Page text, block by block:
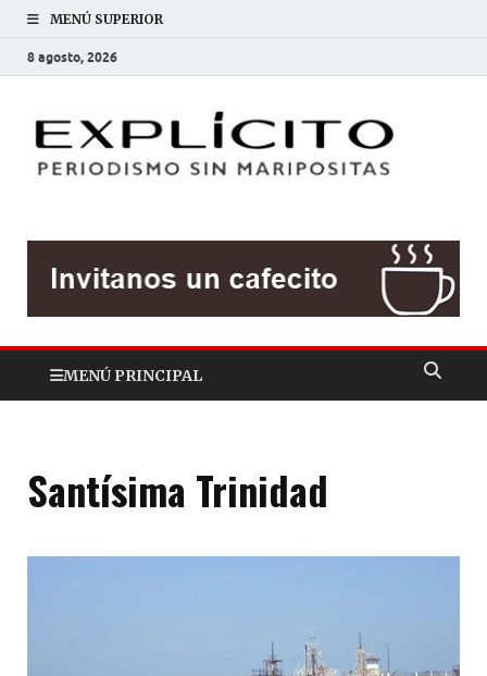
MENÚ SUPERIOR
8 agosto, 2026
MENÚ PRINCIPAL
Santísima Trinidad